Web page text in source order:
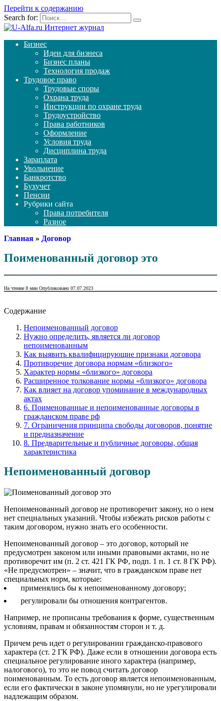
Перейти к содержанию
Search for:
Бизнес
Идеи для бизнеса
Бизнес планы
Технология продаж
Трудовое право
Трудовые споры
Охрана труда
Инструкции по охране труда
Трудоустройство
Права работников
Оформление
Условия труда
Дисциплина труда
Зараплата
Увольнение
Банкротство
Бухучет
Пенсии
Рубрики сайта
Права потребителя
Разное
Главная » Договор
Поименованный договор это
На чтение 8 мин Опубликовано 07.07.2023
Содержание
Непоименованный договор
Нужно определить, является ли договор
непоименованным
Как выявить квалифицирующие признаки договора
Противоречие договора нормам «близкого»
Характер нормы «близкого» договора
Расширенное толкование нормы «близкого» договора
Как влияет на договор упоминание в международных
актах
6. Поименованные и непоименованные договоры в
гражданском праве рф
7. Ограничения принципа свободы договоров, понятие
и предназначение
8. Предварительные и публичные договоры, общая
характеристика
Непоименованный договор
Непоименованный договор не противоречит закону, но о нем
нет специальных указаний. Чтобы избежать рисков работы с
таким договором, нужно знать его особенности.
Непоименованный договор – это договор, который не
предусмотрен законом или иными правовыми актами, но не
противоречит им (п. 2 ст. 421 ГК РФ, подп. 1 п. 1 ст. 8 ГК РФ).
«Не предусмотрен» – значит, что в гражданском праве нет
специальных норм, которые:
применялись бы к непоименованному договору;
регулировали бы отношения контрагентов.
Например, не прописаны требования к форме, существенным
условиям, правам и обязанностям сторон и т. д.
Причем речь идет о регулировании гражданско-правового
характера (ст. 2 ГК РФ). Даже если в отношении договора есть
специальное регулирование иного характера (например,
налогового), то это не повод считать договор
поименованным. То есть договор является непоименованным,
если его фактически в законе упомянули, но не урегулировали
надлежащим образом.